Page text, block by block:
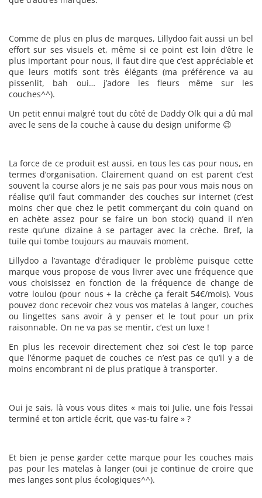
Comme de plus en plus de marques, Lillydoo fait aussi un bel
effort sur ses visuels et, même si ce point est loin d’être le
plus important pour nous, il faut dire que c’est appréciable et
que leurs motifs sont très élégants (ma préférence va au
pissenlit, bah oui… j’adore les fleurs même sur les
couches^^).
Un petit ennui malgré tout du côté de Daddy Olk qui a dû mal
avec le sens de la couche à cause du design uniforme 😉
La force de ce produit est aussi, en tous les cas pour nous, en
termes d’organisation. Clairement quand on est parent c’est
souvent la course alors je ne sais pas pour vous mais nous on
réalise qu’il faut commander des couches sur internet (c’est
moins cher que chez le petit commerçant du coin quand on
en achète assez pour se faire un bon stock) quand il n’en
reste qu’une dizaine à se partager avec la crèche. Bref, la
tuile qui tombe toujours au mauvais moment.
Lillydoo a l’avantage d’éradiquer le problème puisque cette
marque vous propose de vous livrer avec une fréquence que
vous choisissez en fonction de la fréquence de change de
votre loulou (pour nous + la crèche ça ferait 54€/mois). Vous
pouvez donc recevoir chez vous vos matelas à langer, couches
ou lingettes sans avoir à y penser et le tout pour un prix
raisonnable. On ne va pas se mentir, c’est un luxe !
En plus les recevoir directement chez soi c’est le top parce
que l’énorme paquet de couches ce n’est pas ce qu’il y a de
moins encombrant ni de plus pratique à transporter.
Oui je sais, là vous vous dites « mais toi Julie, une fois l’essai
terminé et ton article écrit, que vas-tu faire » ?
Et bien je pense garder cette marque pour les couches mais
pas pour les matelas à langer (oui je continue de croire que
mes langes sont plus écologiques^^).